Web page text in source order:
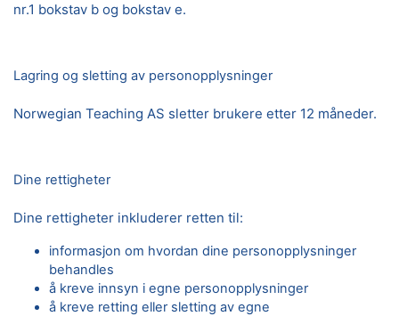
nr.1 bokstav b og bokstav e.
Lagring og sletting av personopplysninger
Norwegian Teaching AS sletter brukere etter 12 måneder.
Dine rettigheter
Dine rettigheter inkluderer retten til:
informasjon om hvordan dine personopplysninger
behandles
å kreve innsyn i egne personopplysninger
å kreve retting eller sletting av egne